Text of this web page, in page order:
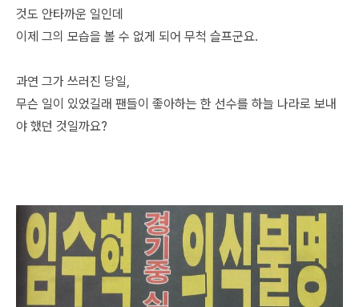
것도 안타까운 일인데
이제 그의 모습을 볼 수 없게 되어 무척 슬프군요.
과연 그가 쓰러진 당일,
무슨 일이 있었길래 팬들이 좋아하는 한 선수를 하늘 나라로 보내
야 했던 것일까요?